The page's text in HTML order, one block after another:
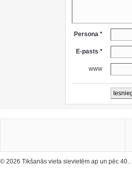
Persona *
E-pasts *
www
© 2026 Tikšanās vieta sievietēm ap un pēc 40…